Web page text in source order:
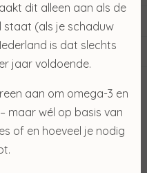
09:00
09:00
dit alleen aan als de
staat (als je schaduw
is dat slechts
jaar voldoende.
aan om omega-3 en
maar wél op basis van
of en hoeveel je nodig